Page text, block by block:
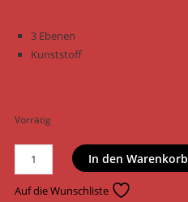
3 Ebenen
Kunststoff
Vorrätig
Karlie
Katzenspielzeug
Kitten
In den Warenkorb
Auf die Wunschliste